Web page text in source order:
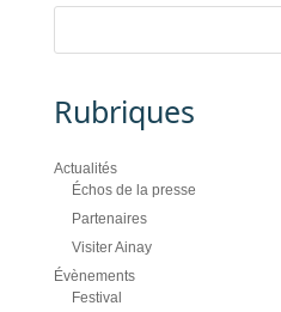
Rubriques
Actualités
Échos de la presse
Partenaires
Visiter Ainay
Évènements
Festival